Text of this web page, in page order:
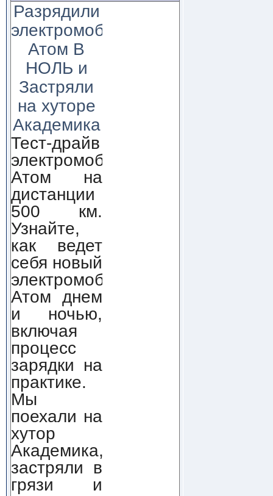
Разрядили
электромобиль
Атом В
НОЛЬ и
Застряли
на хуторе
Академика
Тест-драйв
электромобиля
Атом на
дистанции
500 км.
Узнайте,
как ведет
себя новый
электромобиль
Атом днем
и ночью,
включая
процесс
зарядки на
практике.
Мы
поехали на
хутор
Академика,
застряли в
грязи и